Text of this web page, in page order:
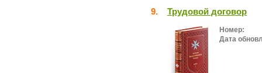
9. Трудовой договор
Номер:
Дата